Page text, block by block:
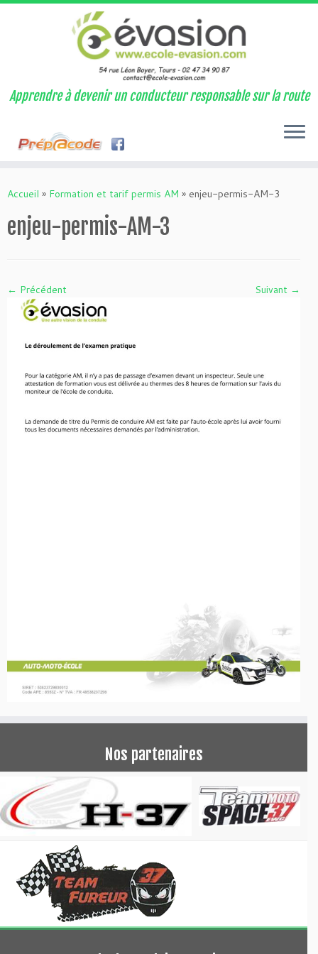
au
Apprendre à devenir un conducteur responsable sur la route
Accueil » Formation et tarif permis AM » enjeu-permis-AM-3
enjeu-permis-AM-3
← Précédent Suivant →
Nos partenaires